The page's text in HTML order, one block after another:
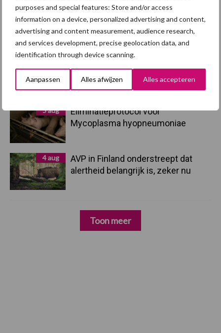
purposes and special features: Store and/or access
information on a device, personalized advertising and content,
advertising and content measurement, audience research,
and services development, precise geolocation data, and
identification through device scanning.
Aanpassen Alles afwijzen Alles accepteren
7 aug
Grondstoffenmarkt blijft grillig:
droogte en geopolitiek houden
handel in de greep
5 aug
“Vraag naar praktische
hygieneoplossingen is in Polen
groter dan ooit”
5 aug
Eliminatieprotocol voor
Mycoplasma hyopneumoniae
4 aug
AVP in Finland onderstreept dat
alertheid belangrijk is, zeker nu
Toon meer